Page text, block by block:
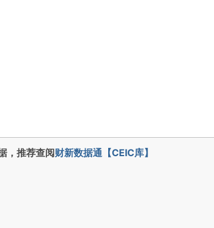
，推荐查阅财新数据通【CEIC库】